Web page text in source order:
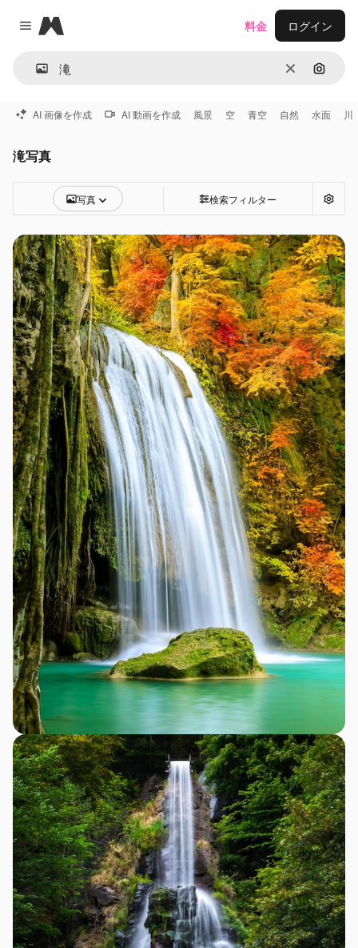
Close menu
Magnific
消去 画像で
料金 ログイン
AI 画像を作成 AI 動画を作成 風景 空 青空 自然 水面 川
滝写真
写真 検索フィルター